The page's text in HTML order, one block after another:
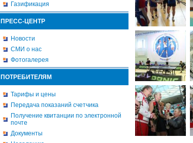
Газификация
ПРЕСС-ЦЕНТР
Новости
СМИ о нас
Фотогалерея
ПОТРЕБИТЕЛЯМ
Тарифы и цены
Передача показаний счетчика
Получение квитанции по электронной
почте
Документы